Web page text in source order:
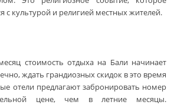
с культурой и религией местных жителей.
стоимость отдыха на Бали начинает
ждать грандиозных скидок в это время
отели предлагают забронировать номер
цене, чем в летние месяцы.